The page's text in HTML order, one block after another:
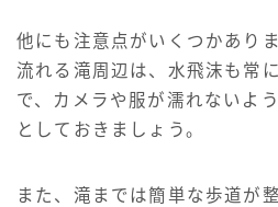
他にも注意点がいくつかあり
流れる滝周辺は、水飛沫も常
で、カメラや服が濡れないよ
としておきましょう。
また、滝までは簡単な歩道が